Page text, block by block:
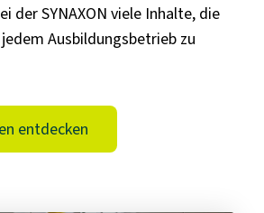
der SYNAXON viele Inhalte, die
Ausbildungsbetrieb zu
entdecken